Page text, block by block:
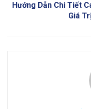
Hướng Dẫn Chi Tiết
Giá